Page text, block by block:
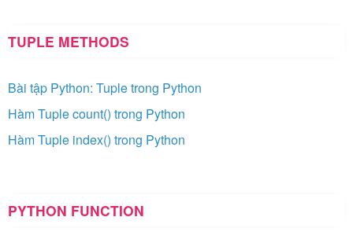
TUPLE METHODS
Bài tập Python: Tuple trong Python
Hàm Tuple count() trong Python
Hàm Tuple index() trong Python
PYTHON FUNCTION